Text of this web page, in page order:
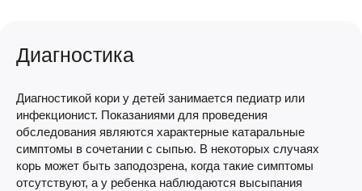
Диагностика
Диагностикой кори у детей занимается педиатр или
инфекционист. Показаниями для проведения
обследования являются характерные катаральные
симптомы в сочетании с сыпью. В некоторых случаях
корь может быть заподозрена, когда такие симптомы
отсутствуют, а у ребенка наблюдаются высыпания